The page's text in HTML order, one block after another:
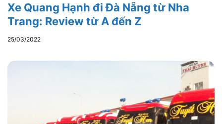
Xe Quang Hạnh đi Đà Nẵng từ Nha
Trang: Review từ A đến Z
25/03/2022